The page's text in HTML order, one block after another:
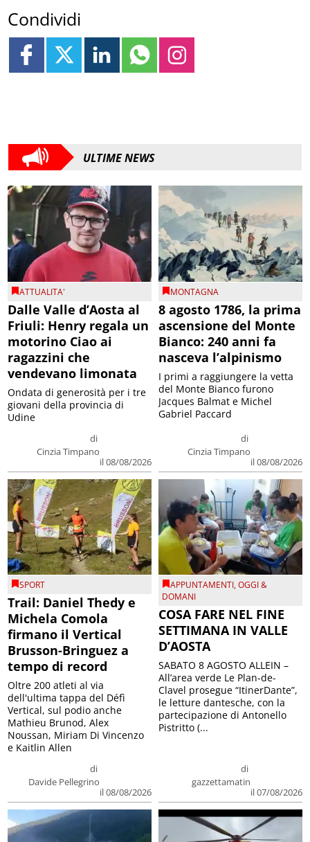
Condividi
ULTIME NEWS
ATTUALITA'
Dalle Valle d’Aosta al
Friuli: Henry regala un
motorino Ciao ai
ragazzini che
vendevano limonata
di
Cinzia Timpano
il 08/08/2026
Ondata di generosità per i tre
giovani della provincia di
Udine
MONTAGNA
8 agosto 1786, la prima
ascensione del Monte
Bianco: 240 anni fa
nasceva l’alpinismo
di
Cinzia Timpano
il 08/08/2026
I primi a raggiungere la vetta
del Monte Bianco furono
Jacques Balmat e Michel
Gabriel Paccard
SPORT
Trail: Daniel Thedy e
Michela Comola
firmano il Vertical
Brusson-Bringuez a
tempo di record
di
Davide Pellegrino
il 08/08/2026
Oltre 200 atleti al via
dell'ultima tappa del Défì
Vertical, sul podio anche
Mathieu Brunod, Alex
Noussan, Miriam Di Vincenzo
e Kaitlin Allen
APPUNTAMENTI,OGGI &
DOMANI
COSA FARE NEL FINE
SETTIMANA IN VALLE
D’AOSTA
di
gazzettamatin
il 07/08/2026
SABATO 8 AGOSTO ALLEIN –
All’area verde Le Plan-de-
Clavel prosegue “ItinerDante”,
le letture dantesche, con la
partecipazione di Antonello
Pistritto (...